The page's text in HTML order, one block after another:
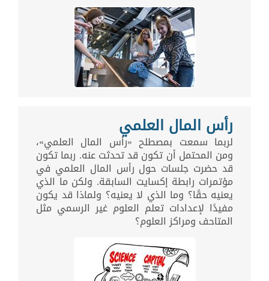
رأس المال العلمي
لربما سمعت بمصطلح «رأس المال العلمي»،
ومن المحتمل أن تكون قد تحدثت عنه. ربما تكون
قد حضرت جلسات حول رأس المال العلمي في
مؤتمرات رابطة إكسايت السابقة. ولكن ما الذي
يعنيه حقًا؟ وما الذي لا يعنيه؟ ولماذا قد يكون
مفيدًا لإعدادات تعلم العلوم غير الرسمي مثل
المتاحف ومراكز العلوم؟